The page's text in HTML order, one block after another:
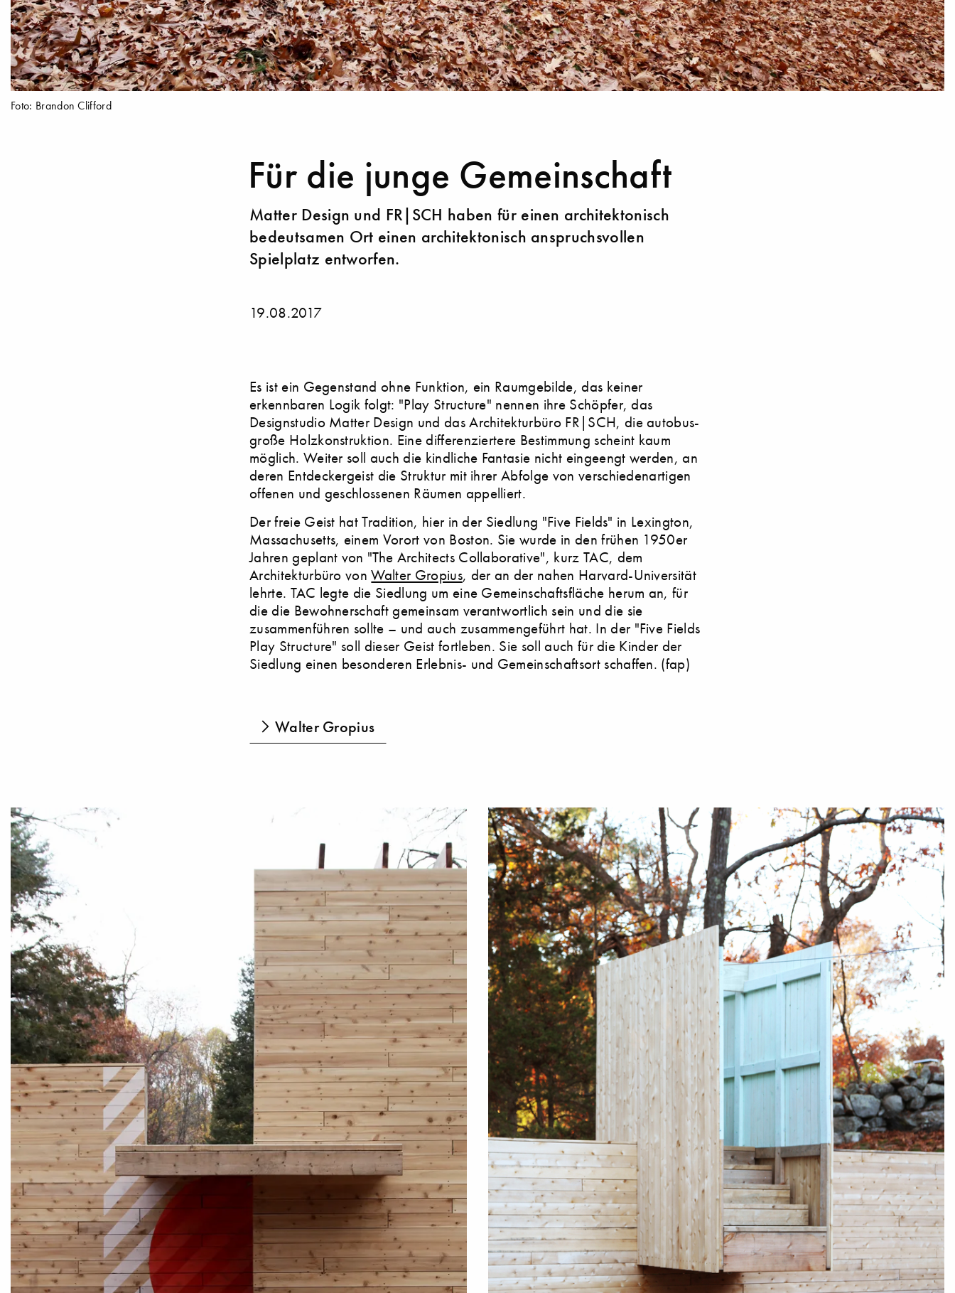
Foto: Brandon Clifford
Für die junge Gemeinschaft
Matter Design und FR|SCH haben für einen architektonisch
bedeutsamen Ort einen architektonisch anspruchsvollen
Spielplatz entworfen.
19.08.2017
Es ist ein Gegenstand ohne Funktion, ein Raumgebilde, das keiner
erkennbaren Logik folgt: "Play Structure" nennen ihre Schöpfer, das
Designstudio Matter Design und das Architekturbüro FR|SCH, die autobus-
große Holzkonstruktion. Eine differenziertere Bestimmung scheint kaum
möglich. Weiter soll auch die kindliche Fantasie nicht eingeengt werden, an
deren Entdeckergeist die Struktur mit ihrer Abfolge von verschiedenartigen
offenen und geschlossenen Räumen appelliert.
Der freie Geist hat Tradition, hier in der Siedlung "Five Fields" in Lexington,
Massachusetts, einem Vorort von Boston. Sie wurde in den frühen 1950er
Jahren geplant von "The Architects Collaborative", kurz TAC, dem
Architekturbüro vonWalter Gropius, der an der nahen Harvard-Universität
lehrte. TAC legte die Siedlung um eine Gemeinschaftsfläche herum an, für
die die Bewohnerschaft gemeinsam verantwortlich sein und die sie
zusammenführen sollte – und auch zusammengeführt hat. In der "Five Fields
Play Structure" soll dieser Geist fortleben. Sie soll auch für die Kinder der
Siedlung einen besonderen Erlebnis- und Gemeinschaftsort schaffen. (fap)
Walter Gropius